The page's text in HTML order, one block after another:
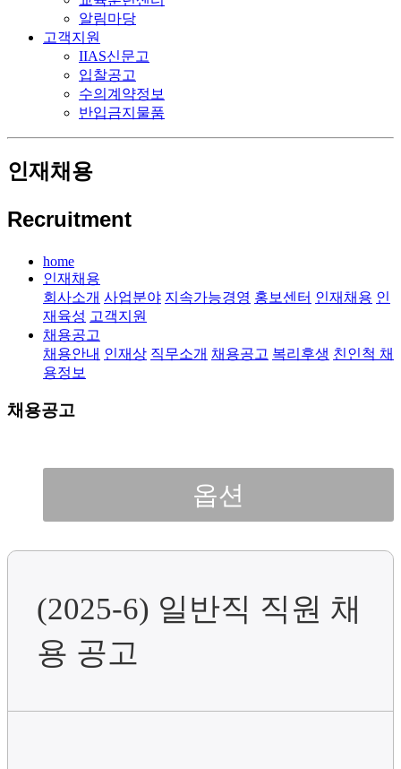
알림마당
고객지원
IIAS신문고
입찰공고
수의계약정보
반입금지물품
인재채용
Recruitment
home
인재채용
회사소개 사업분야 지속가능경영 홍보센터 인재채용 인
재육성 고객지원
채용공고
채용안내 인재상 직무소개 채용공고 복리후생 친인척 채
용정보
채용공고
옵션
(2025-6) 일반직 직원 채
용 공고